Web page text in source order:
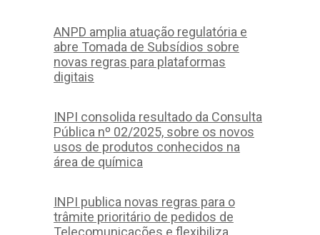
ANPD amplia atuação regulatória e
abre Tomada de Subsídios sobre
novas regras para plataformas
digitais
INPI consolida resultado da Consulta
Pública nº 02/2025, sobre os novos
usos de produtos conhecidos na
área de química
INPI publica novas regras para o
trâmite prioritário de pedidos de
Telecomunicações e flexibiliza